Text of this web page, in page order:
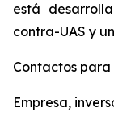
está
contra-UAS y
Contactos para
Empresa,